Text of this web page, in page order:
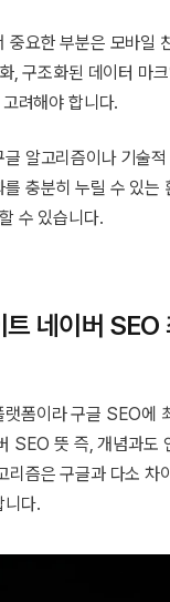
중요한 부분은 모바일
, 구조화된 데이터 마
려해야 합니다.
알고리즘이나 기술
충분히 누릴 수 있는
수 있습니다.
네이버 SEO
랫폼이라 구글 SEO에
SEO 뜻 즉, 개념과도
리즘은 구글과 다소 차
니다.